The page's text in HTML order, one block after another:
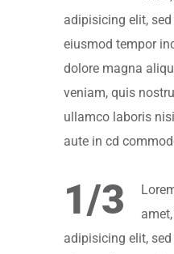
adipisicing elit,
eiusmod tempor
dolore magna
veniam, quis
ullamco laboris
aute in cd
1/3
adipisicing elit,